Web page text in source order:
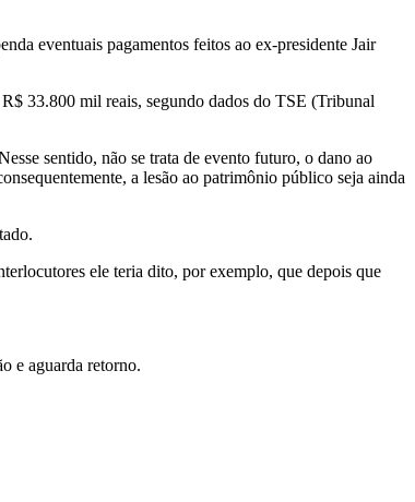
eventuais pagamentos feitos ao ex-presidente Jair
33.800 mil reais, segundo dados do TSE (Tribunal
sentido, não se trata de evento futuro, o dano ao
a lesão ao patrimônio público seja ainda
ele teria dito, por exemplo, que depois que
e aguarda retorno.